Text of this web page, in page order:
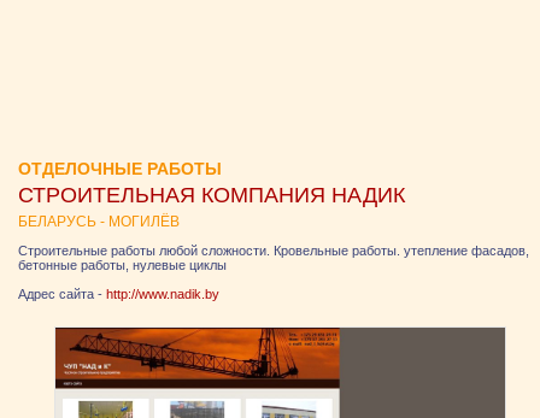
ОТДЕЛОЧНЫЕ РАБОТЫ
СТРОИТЕЛЬНАЯ КОМПАНИЯ НАДИК
БЕЛАРУСЬ - МОГИЛЁВ
Строительные работы любой сложности. Кровельные работы. утепление фасадов,
бетонные работы, нулевые циклы
Адрес сайта - http://www.nadik.by